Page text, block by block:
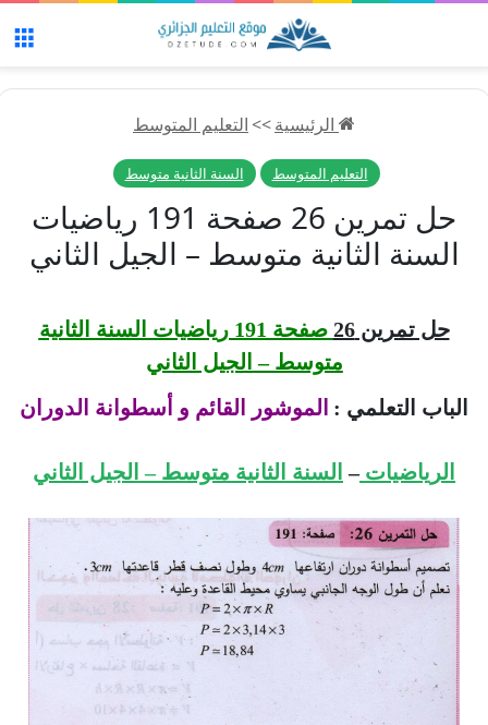
الرئيسية>>التعليم المتوسط
التعليم المتوسط السنة الثانية متوسط
حل تمرين 26 صفحة 191 رياضيات
السنة الثانية متوسط – الجيل الثاني
حل تمرين 26
صفحة 191 رياضيات السنة الثانية
متوسط – الجيل الثاني
الباب التعلمي : الموشور القائم و أسطوانة الدوران
الرياضيات– السنة الثانية متوسط – الجيل الثاني